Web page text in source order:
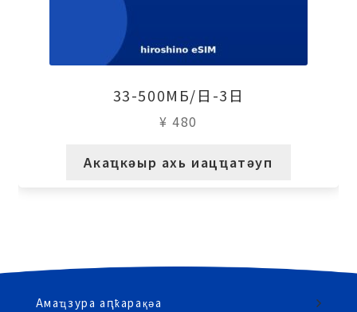
33-500МБ/日-3日
¥ 480
Акаҵкәыр ахь иацҵатәуп
Амаҵзура аԥҟарақәа